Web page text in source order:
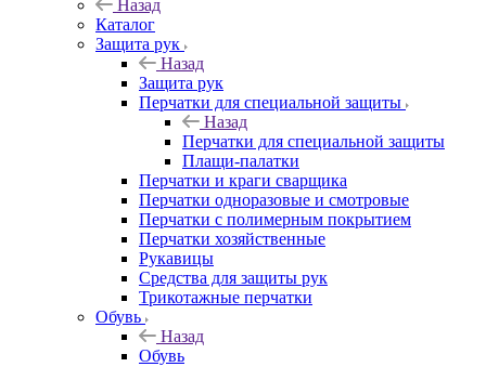
Назад
Каталог
Защита рук
Назад
Защита рук
Перчатки для специальной защиты
Назад
Перчатки для специальной защиты
Плащи-палатки
Перчатки и краги сварщика
Перчатки одноразовые и смотровые
Перчатки с полимерным покрытием
Перчатки хозяйственные
Рукавицы
Средства для защиты рук
Трикотажные перчатки
Обувь
Назад
Обувь